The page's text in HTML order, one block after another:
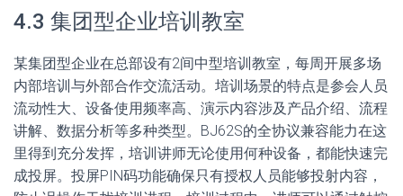
4.3 集团型企业培训教室
某集团型企业在总部设有2间中型培训教室，每周开展多场
内部培训与外部合作交流活动。培训场景的特点是参会人员
流动性大、设备使用频率高、演示内容涉及产品介绍、流程
讲解、数据分析等多种类型。BJ62S的全协议兼容能力在这
里得到充分发挥，培训讲师无论使用何种设备，都能快速完
成投屏。投屏PIN码功能确保只有授权人员能够投射内容，